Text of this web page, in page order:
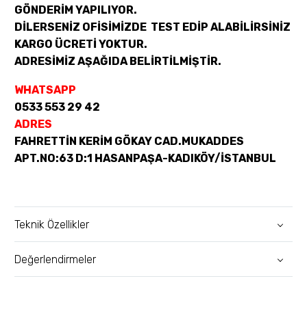
GÖNDERİM YAPILIYOR.
DİLERSENİZ OFİSİMİZDE TEST EDİP ALABİLİRSİNİZ
KARGO ÜCRETİ YOKTUR.
ADRESİMİZ AŞAĞIDA BELİRTİLMİŞTİR.
WHATSAPP
0533 553 29 42
ADRES
FAHRETTİN KERİM GÖKAY CAD.MUKADDES
APT.NO:63 D:1 HASANPAŞA-KADIKÖY/İSTANBUL
Teknik Özellikler
Değerlendirmeler